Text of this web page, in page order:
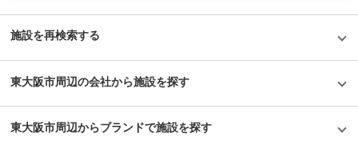
キャンペーンなども行っておりますので、施設詳細ページにてご確認くださ
ズ。実際に伺ってみると、街に馴染むブラウン色をベースにしながらも、赤
アップすることで、施設PRに加え防犯面にも効果的という。このデザイン
や機能なら女性も安心して利用できるというのも納得だ。このような細かい
工夫やデザインにもクリエイティブを発揮している同社らしさがうかがえ、
安心と信頼のイメージができた。
施設を再検索する
東大阪市周辺の会社から施設を探す
東大阪市周辺からブランドで施設を探す